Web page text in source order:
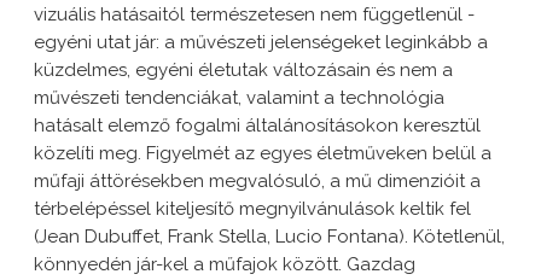
vizuális hatásaitól természetesen nem függetlenül -
egyéni utat jár: a művészeti jelenségeket leginkább a
küzdelmes, egyéni életutak változásain és nem a
művészeti tendenciákat, valamint a technológia
hatásalt elemző fogalmi általánosításokon keresztül
közelíti meg. Figyelmét az egyes életműveken belül a
műfaji áttörésekben megvalósuló, a mű dimenzióit a
térbelépéssel kiteljesítő megnyilvánulások keltik fel
(Jean Dubuffet, Frank Stella, Lucio Fontana). Kötetlenül,
könnyedén jár-kel a műfajok között. Gazdag